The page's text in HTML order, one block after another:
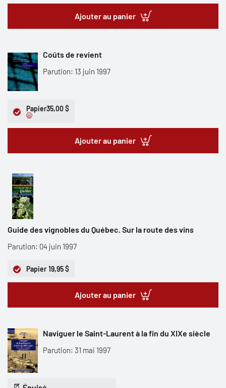
Ajouter au panier
Coûts de revient
Parution: 13 juin 1997
Papier35,00 $
Ajouter au panier
Guide des vignobles du Québec. Sur la route des vins
Parution: 04 juin 1997
Papier 19,95 $
Ajouter au panier
Naviguer le Saint-Laurent à la fin du XIXe siècle
Parution: 31 mai 1997